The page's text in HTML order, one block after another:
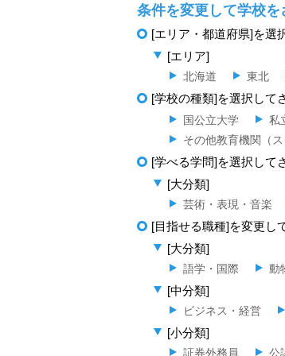
条件を変更して学校を
[エリア・都道府県]を選
[エリア]
北海道 東北
[学校の種類]を選択して
国公立大学 私
その他教育機関（ス
[学べる学問]を選択して
[大分類]
芸術・表現・音楽
[目指せる職種]を変更し
[大分類]
語学・国際 動
[中分類]
ビジネス・経営
[小分類]
証券外務員 公